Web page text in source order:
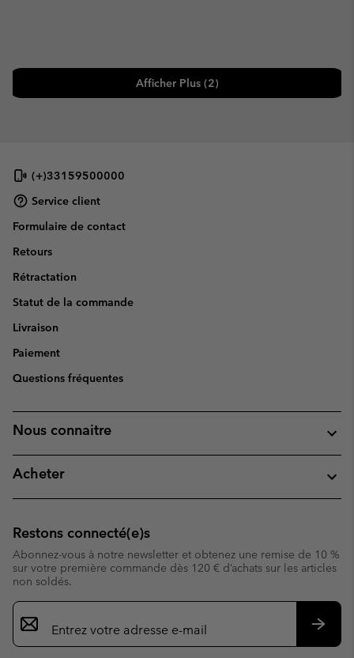
Afficher Plus (2)
(+)33159500000
Service client
Formulaire de contact
Retours
Rétractation
Statut de la commande
Livraison
Paiement
Questions fréquentes
Nous connaitre
Acheter
Restons connecté(e)s
Abonnez-vous à notre newsletter et obtenez une remise de 10 %
sur votre première commande dès 120 € d’achats sur les articles
non soldés.
Inscription
par
e-